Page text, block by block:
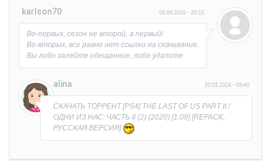
karlson70 08.04.2026 - 20:10
Во-первых, сезон не второй, а первый!
Во-вторых, все равно нет ссылки на скачивание.
Вы либо залейте обещанное, либо удалите
раздачу.
причины)))
alina 30.03.2026 - 09:40
СКАЧАТЬ ТОРРЕНТ [PS4] THE LAST OF US PART II /
ОДНИ ИЗ НАС: ЧАСТЬ II (2) (2020) [1.09] [REPACK,
РУССКАЯ ВЕРСИЯ]